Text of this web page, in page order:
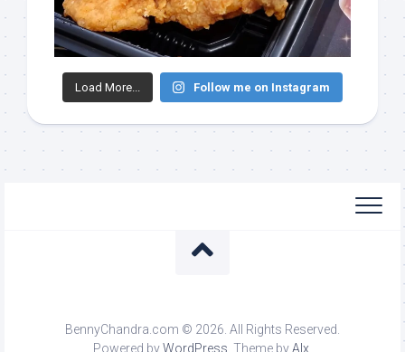
Load More... Follow me on Instagram
BennyChandra.com © 2026. All Rights Reserved.
Powered byWordPress . Theme byAlx